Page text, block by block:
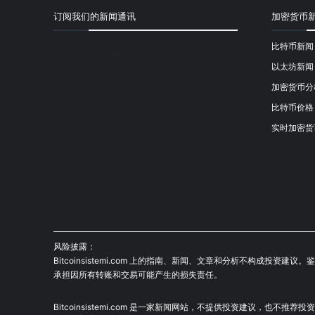
订阅我们的新闻通讯 加密货币
比特币新闻
以太坊新闻
加密货币
比特币价格
实时加密
风险披露：
Bitcoinsistemi.com 上的指南、新闻、文章和分析不构成投资建议。
承担因所有转账和交易可能产生的损失责任。
Bitcoinsistemi.com 是一家新闻网站，不提供投资建议，也不推荐投